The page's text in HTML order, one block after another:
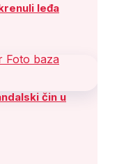
leđa
čin u